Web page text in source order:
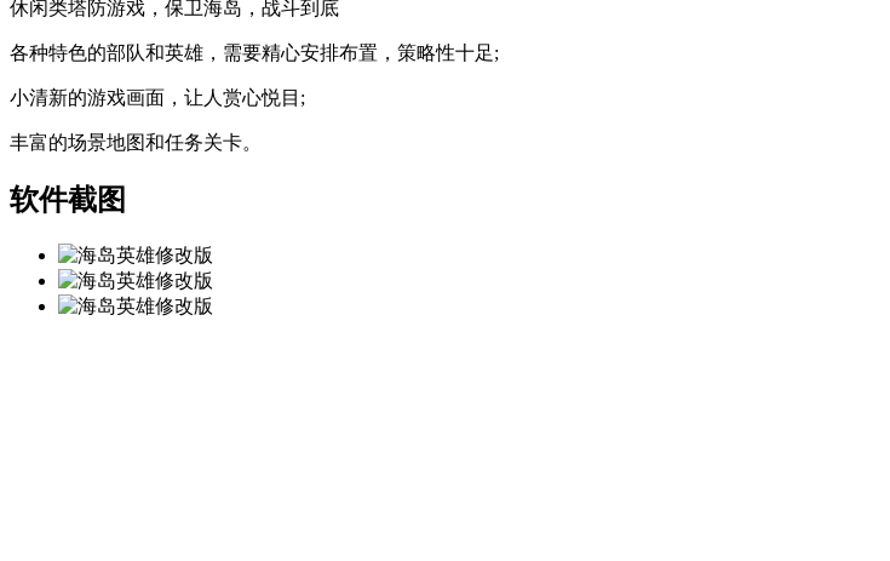
休闲类塔防游戏，保卫海岛，战斗到底
各种特色的部队和英雄，需要精心安排布置，策略性十足;
小清新的游戏画面，让人赏心悦目;
丰富的场景地图和任务关卡。
软件截图